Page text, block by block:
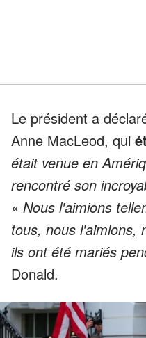
Le président a
Anne MacLeod, qui
était venue en
rencontré son
« Nous l'aimions
tous, nous l'aimions,
ils ont été mariés
Donald.